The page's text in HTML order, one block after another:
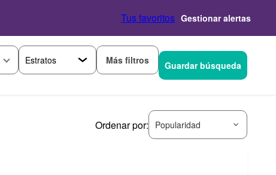
Tus favoritos Gestionar alertas
Más filtros Guardar búsqueda
Ordenar por: Popularidad